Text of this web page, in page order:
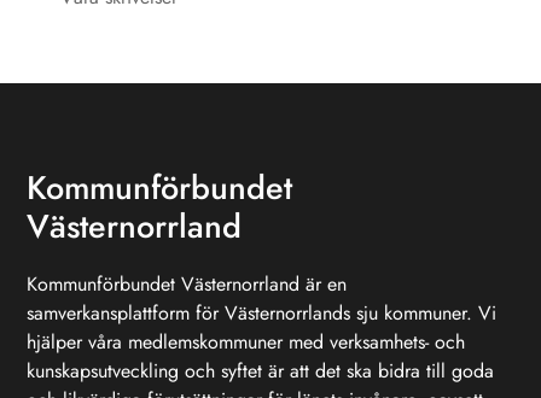
Kommunförbundet
Västernorrland
Kommunförbundet Västernorrland är en
samverkansplattform för Västernorrlands sju kommuner. Vi
hjälper våra medlemskommuner med verksamhets- och
kunskapsutveckling och syftet är att det ska bidra till goda